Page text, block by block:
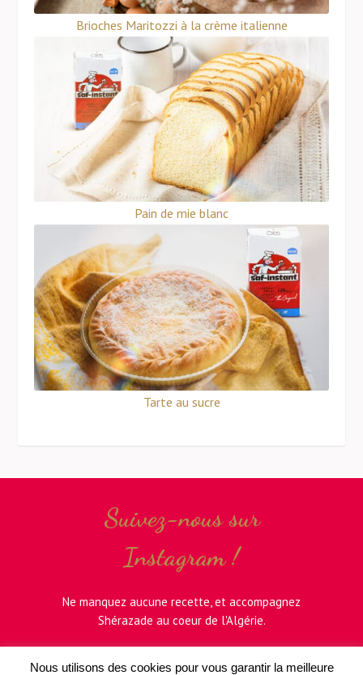
Brioches Maritozzi à la crème italienne
Pain de mie blanc
Tarte au sucre
Suivez-nous sur
Instagram !
Ne manquez aucune recette, et accompagnez
Shérazade au coeur de l'Algérie.
Nous utilisons des cookies pour vous garantir la meilleure